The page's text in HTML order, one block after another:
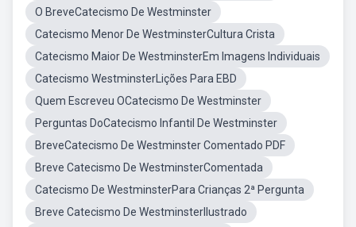
O BreveCatecismo De Westminster
Catecismo Menor De WestminsterCultura Crista
Catecismo Maior De WestminsterEm Imagens Individuais
Catecismo WestminsterLições Para EBD
Quem Escreveu OCatecismo De Westminster
Perguntas DoCatecismo Infantil De Westminster
BreveCatecismo De Westminster Comentado PDF
Breve Catecismo De WestminsterComentada
Catecismo De WestminsterPara Crianças 2ª Pergunta
Breve Catecismo De WestminsterIlustrado